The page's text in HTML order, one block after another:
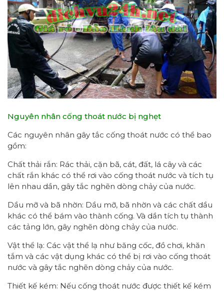
Nguyên nhân cống thoát nước bị nghẹt
Các nguyên nhân gây tắc cống thoát nước có thể bao
gồm:
Chất thải rắn: Rác thải, cặn bã, cát, đất, lá cây và các
chất rắn khác có thể rơi vào cống thoát nước và tích tụ
lên nhau dần, gây tắc nghẽn dòng chảy của nước.
Dầu mỡ và bã nhờn: Dầu mỡ, bã nhờn và các chất dầu
khác có thể bám vào thành cống. Và dần tích tụ thành
các tảng lớn, gây nghẽn dòng chảy của nước.
Vật thể lạ: Các vật thể lạ như băng cốc, đồ chơi, khăn
tắm và các vật dụng khác có thể bị rơi vào cống thoát
nước và gây tắc nghẽn dòng chảy của nước.
Thiết kế kém: Nếu cống thoát nước được thiết kế kém